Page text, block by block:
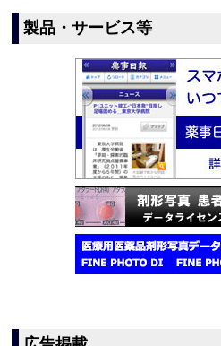
製品・サービス等